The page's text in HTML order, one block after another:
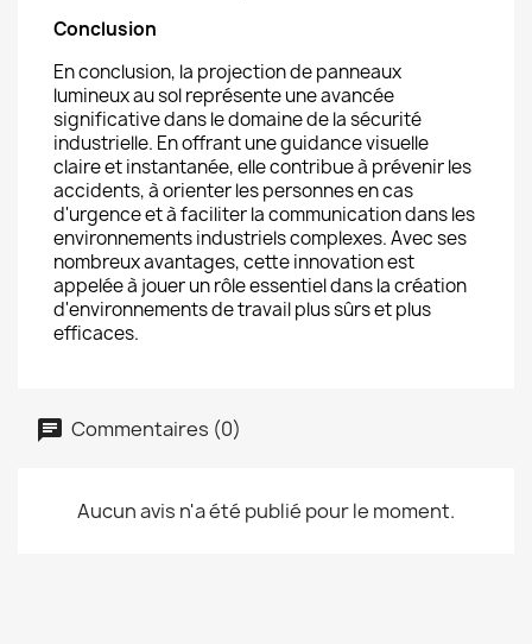
Conclusion
En conclusion, la projection de panneaux
lumineux au sol représente une avancée
significative dans le domaine de la sécurité
industrielle. En offrant une guidance visuelle
claire et instantanée, elle contribue à prévenir les
accidents, à orienter les personnes en cas
d'urgence et à faciliter la communication dans les
environnements industriels complexes. Avec ses
nombreux avantages, cette innovation est
appelée à jouer un rôle essentiel dans la création
d'environnements de travail plus sûrs et plus
efficaces.
Commentaires (0)
Aucun avis n'a été publié pour le moment.